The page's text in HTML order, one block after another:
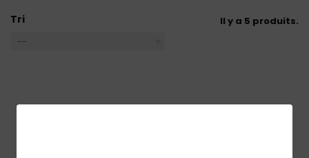
Tri
--
Il y a 5 produits.